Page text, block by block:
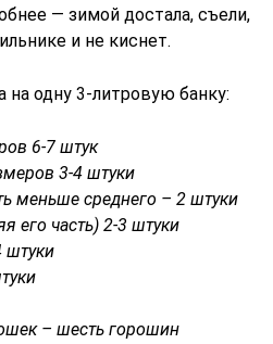
— зимой достала, съели,
и не киснет.
на одну 3-литровую банку:
6-7 штук
3-4 штуки
меньше среднего – 2 штуки
его часть) 2-3 штуки
штуки
– шесть горошин